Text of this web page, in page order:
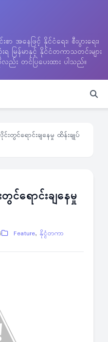
အနေဖြင့် နိုင်ငံရေး၊ စီးပွားရေး၊
မြန်မာနှင့် နိုင်ငံတကာသတင်းများ
း တင်ပြပေးထား ပါသည်။
းတွင်ရောင်းချနေမှု ထိန်းချုပ်
င်ရောင်းချနေမှု
Feature, နိုင္ငံတကာ